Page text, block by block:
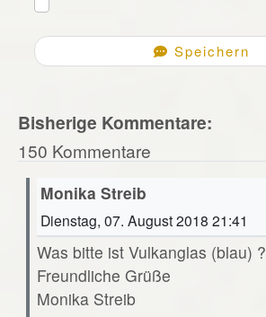
Speichern
Bisherige Kommentare:
150 Kommentare
Monika Streib
Dienstag, 07. August 2018 21:41
Was bitte ist Vulkanglas (blau) ?
Freundliche Grüße
Monika Streib